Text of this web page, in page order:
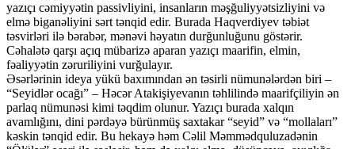
yazıçı cəmiyyətin passivliyini, insanların məşğuliyyətsizliyini və
elmə biganəliyini sərt tənqid edir. Burada Haqverdiyev təbiət
təsvirləri ilə bərabər, mənəvi həyatın durğunluğunu göstərir.
Cəhalətə qarşı açıq mübarizə aparan yazıçı maarifin, elmin,
fəaliyyətin zəruriliyini vurğulayır.
Əsərlərinin ideya yükü baxımından ən təsirli nümunələrdən biri –
“Seyidlər ocağı” – Həcər Atakişiyevanın təhlilində maarifçiliyin ən
parlaq nümunəsi kimi təqdim olunur. Yazıçı burada xalqın
avamlığını, dini pərdəyə bürünmüş saxtakar “seyid” və “mollaları”
kəskin tənqid edir. Bu hekayə həm Cəlil Məmmədquluzadənin